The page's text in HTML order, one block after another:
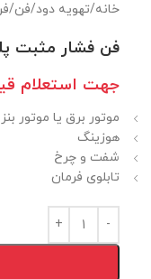
خانه/تهويه دود/فن/
فن فشار مثبت
جهت استعلام
موتور برق یا موتور
هوزینگ
شفت و چرخ
تابلوی فرمان